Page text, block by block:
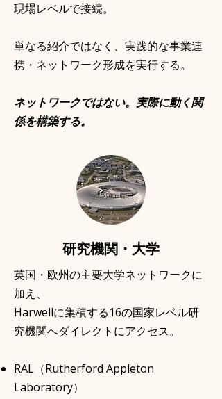
現場レベルで接続。
単なる紹介ではなく、実践的な事業連
携・ネットワーク形成を実行する。
ネットワークではない。実際に動く関
係を構築する。
研究機関・大学
英国・欧州の主要大学ネットワークに
加え、
Harwellに集積する16の国家レベル研
究機関へダイレクトにアクセス。
RAL（Rutherford Appleton
Laboratory）